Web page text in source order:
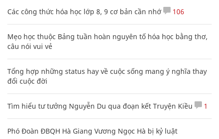
Các công thức hóa học lớp 8, 9 cơ bản cần nhớ 106
Mẹo học thuộc Bảng tuần hoàn nguyên tố hóa học bằng thơ,
câu nói vui vẻ
Tổng hợp những status hay về cuộc sống mang ý nghĩa thay
đổi cuộc đời
Tìm hiểu tư tưởng Nguyễn Du qua đoạn kết Truyện Kiều 1
Phó Đoàn ĐBQH Hà Giang Vương Ngọc Hà bị kỷ luật